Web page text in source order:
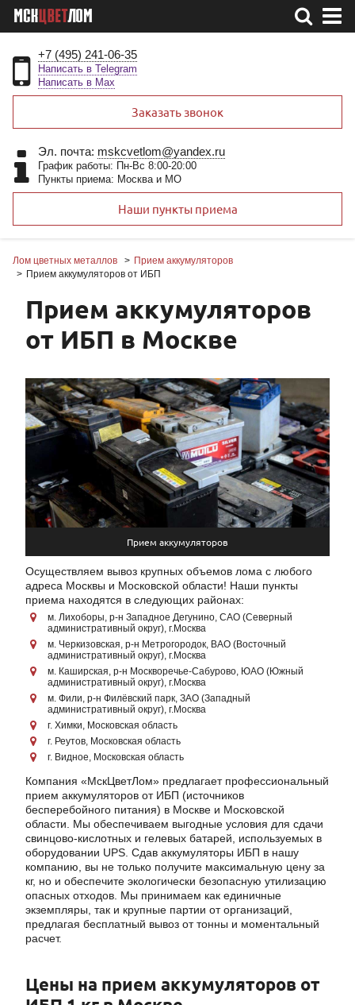
+7 (495) 241-06-35
Написать в Telegram
Написать в Max
Заказать звонок
Эл. почта: mskcvetlom@yandex.ru
График работы: Пн-Вс 8:00-20:00
Пункты приема: Москва и МО
Наши пункты приема
Лом цветных металлов
Прием аккумуляторов
Прием аккумуляторов от ИБП
Прием аккумуляторов
от ИБП в Москве
Прием аккумуляторов
Осуществляем вывоз крупных объемов лома с любого
адреса Москвы и Московской области! Наши пункты
приема находятся в следующих районах:
м. Лихоборы, р-н Западное Дегунино, САО (Северный
административный округ), г.Москва
м. Черкизовская, р-н Метрогородок, ВАО (Восточный
административный округ), г.Москва
м. Каширская, р-н Москворечье-Сабурово, ЮАО (Южный
административный округ), г.Москва
м. Фили, р-н Филёвский парк, ЗАО (Западный
административный округ), г.Москва
г. Химки, Московская область
г. Реутов, Московская область
г. Видное, Московская область
Компания «МскЦветЛом» предлагает профессиональный
прием аккумуляторов от ИБП (источников
бесперебойного питания) в Москве и Московской
области. Мы обеспечиваем выгодные условия для сдачи
свинцово-кислотных и гелевых батарей, используемых в
оборудовании UPS. Сдав аккумуляторы ИБП в нашу
компанию, вы не только получите максимальную цену за
кг, но и обеспечите экологически безопасную утилизацию
опасных отходов. Мы принимаем как единичные
экземпляры, так и крупные партии от организаций,
предлагая бесплатный вывоз от тонны и моментальный
расчет.
Цены на прием аккумуляторов от